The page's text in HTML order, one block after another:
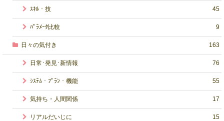
ｽｷﾙ・技 45
ﾊﾟﾗﾒｰﾀ比較 9
日々の気付き 163
日常･発見･新情報 76
ｼｽﾃﾑ・ﾌﾟﾗﾝ・機能 55
気持ち・人間関係 17
リアルだいじに 15